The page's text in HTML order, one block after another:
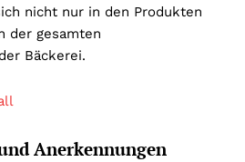
nicht nur in den Produkten
der gesamten
Bäckerei.
Anerkennungen